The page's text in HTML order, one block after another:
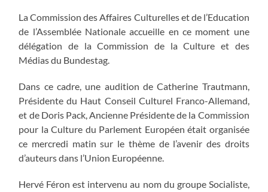
La Commission des Affaires Culturelles et de l’Education
de l’Assemblée Nationale accueille en ce moment une
délégation de la Commission de la Culture et des
Médias du Bundestag.
Dans ce cadre, une audition de Catherine Trautmann,
Présidente du Haut Conseil Culturel Franco-Allemand,
et de Doris Pack, Ancienne Présidente de la Commission
pour la Culture du Parlement Européen était organisée
ce mercredi matin sur le thème de l’avenir des droits
d’auteurs dans l’Union Européenne.
Hervé Féron est intervenu au nom du groupe Socialiste,